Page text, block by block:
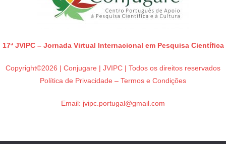
17ª JVIPC – Jornada Virtual Internacional em Pesquisa Científica
Copyright©2026 | Conjugare | JVIPC | Todos os direitos reservados
Política de Privacidade – Termos e Condições
Email: jvipc.portugal@gmail.com